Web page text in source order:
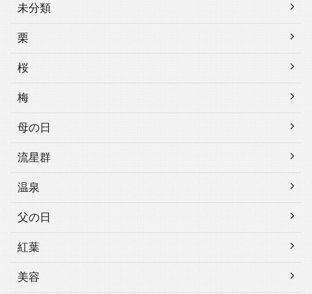
未分類
栗
桜
梅
母の日
流星群
温泉
父の日
紅葉
美容